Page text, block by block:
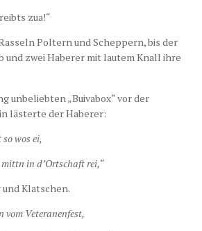
zua!“
Poltern und Scheppern, bis der
und zwei Haberer mit lautem Knall ihre
unbeliebten „Buivabox“ vor der
lästerte der Haberer:
wos ei,
in d’Ortschaft rei,“
Klatschen.
vom Veteranenfest,